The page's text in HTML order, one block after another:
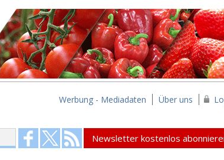
Werbung - Mediadaten Über uns
Newsletter kostenlos